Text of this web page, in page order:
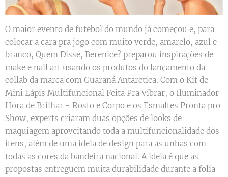
O maior evento de futebol do mundo já começou e, para
colocar a cara pra jogo com muito verde, amarelo, azul e
branco, Quem Disse, Berenice? preparou inspirações de
make e nail art usando os produtos do lançamento da
collab da marca com Guaraná Antarctica. Com o Kit de
Mini Lápis Multifuncional Feita Pra Vibrar, o Iluminador
Hora de Brilhar - Rosto e Corpo e os Esmaltes Pronta pro
Show, experts criaram duas opções de looks de
maquiagem aproveitando toda a multifuncionalidade dos
itens, além de uma ideia de design para as unhas com
todas as cores da bandeira nacional. A ideia é que as
propostas entreguem muita durabilidade durante a folia